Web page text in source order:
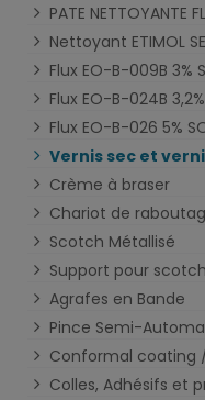
PATE NETTOYANTE
Nettoyant ETIMOL
Flux EO-B-009B 3%
Flux EO-B-024B
Flux EO-B-026 5%
Vernis sec et
Crème à braser
Chariot de
Scotch Métallisé
Support pour
Agrafes en Bande
Pince Semi-
Conformal coating
Colles, Adhésifs et